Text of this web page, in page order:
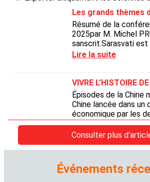
Événements